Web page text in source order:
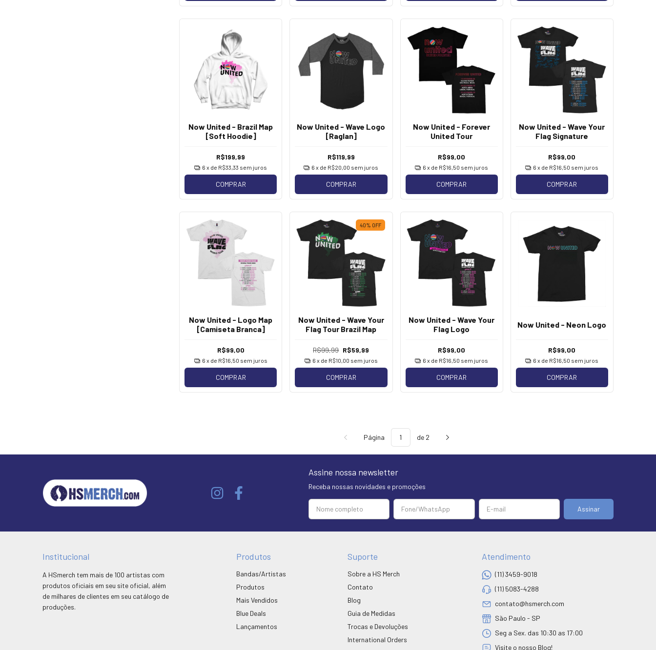
Now United - Brazil Map
[Soft Hoodie]
R$199,99
6 x de R$33,33 sem juros
COMPRAR
Now United - Wave Logo
[Raglan]
R$119,99
6 x de R$20,00 sem juros
COMPRAR
Now United - Forever
United Tour
R$99,00
6 x de R$16,50 sem juros
COMPRAR
Now United - Wave Your
Flag Signature
R$99,00
6 x de R$16,50 sem juros
COMPRAR
Now United - Logo Map
[Camiseta Branca]
R$99,00
6 x de R$16,50 sem juros
COMPRAR
40% OFF
Now United - Wave Your
Flag Tour Brazil Map
R$99,99 R$59,99
6 x de R$10,00 sem juros
COMPRAR
Now United - Wave Your
Flag Logo
R$99,00
6 x de R$16,50 sem juros
COMPRAR
Now United - Neon Logo
R$99,00
6 x de R$16,50 sem juros
COMPRAR
Página de 2
Assine nossa newsletter
Receba nossas novidades e promoções
Institucional
A HSmerch tem mais de 100 artistas com
produtos oficiais em seu site oficial, além
de milhares de clientes em seu catálogo de
produções.
Produtos
Bandas/Artistas
Produtos
Mais Vendidos
Blue Deals
Lançamentos
Suporte
Sobre a HS Merch
Contato
Blog
Guia de Medidas
Trocas e Devoluções
International Orders
Atendimento
(11) 3459-9018
(11) 5083-4288
contato@hsmerch.com
São Paulo - SP
Seg a Sex. das 10:30 as 17:00
Visite o nosso Blog!